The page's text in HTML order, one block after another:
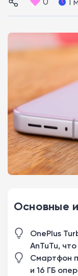
Основные
OnePlus
AnTuTu,
Смартфон
и 16 ГБ